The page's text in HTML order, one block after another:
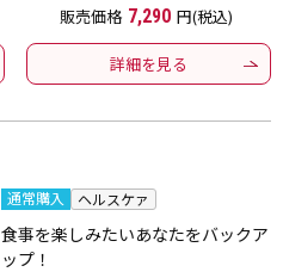
販売価格 7,290 円(税込)
詳細を見る
通常購入 ヘルスケァ
食事を楽しみたいあなたをバックア
ップ！